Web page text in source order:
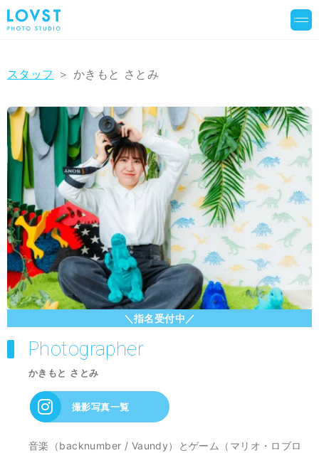
スタッフ ＞ かきもと さとみ
＼指名受付中／
Photographer
かきもと さとみ
撮影写真一覧
音楽（backnumber / Vaundy）とゲーム（マリオ・ロブロ